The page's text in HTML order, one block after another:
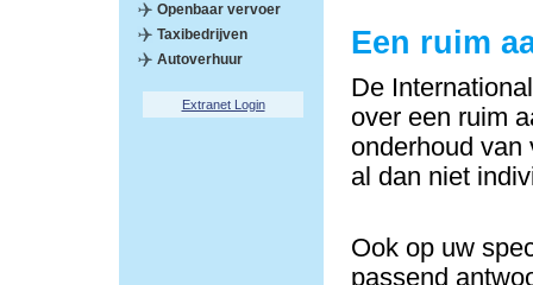
Openbaar vervoer
Taxibedrijven
Autoverhuur
Extranet Login
Een ruim
De
over een ruim
onderhoud van
al dan niet
Ook op uw
passend